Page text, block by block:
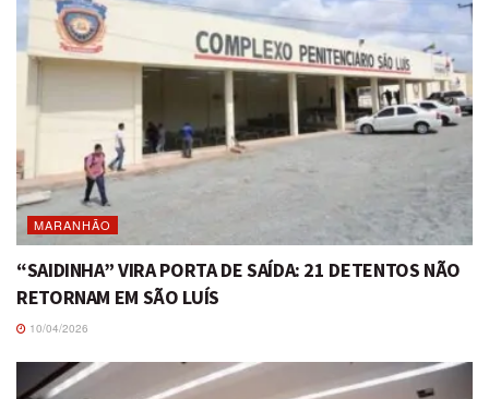
MARANHÃO
“SAIDINHA” VIRA PORTA DE SAÍDA: 21 DETENTOS NÃO
RETORNAM EM SÃO LUÍS
10/04/2026